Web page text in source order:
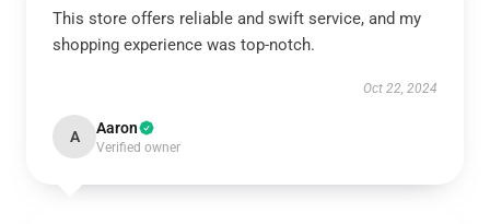
This store offers reliable and swift service, and my
shopping experience was top-notch.
Oct 22, 2024
A Aaron
Verified owner